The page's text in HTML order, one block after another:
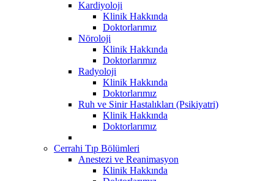
Kardiyoloji
Klinik Hakkında
Doktorlarımız
Nöroloji
Klinik Hakkında
Doktorlarımız
Radyoloji
Klinik Hakkında
Doktorlarımız
Ruh ve Sinir Hastalıkları (Psikiyatri)
Klinik Hakkında
Doktorlarımız
Cerrahi Tıp Bölümleri
Anestezi ve Reanimasyon
Klinik Hakkında